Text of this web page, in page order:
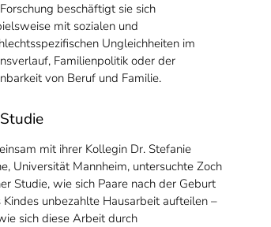
beschäftigt sie sich
mit sozialen und
Ungleichheiten im
Familienpolitik oder der
von Beruf und Familie.
mit ihrer Kollegin Dr. Stefanie
Universität Mannheim, untersuchte Zoch
Studie, wie sich Paare nach der Geburt
Kindes unbezahlte Hausarbeit aufteilen –
sich diese Arbeit durch